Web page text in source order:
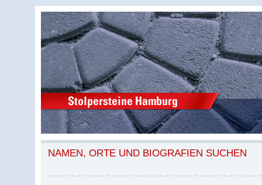
NAMEN, ORTE UND BIOGRAFIEN SUCHEN